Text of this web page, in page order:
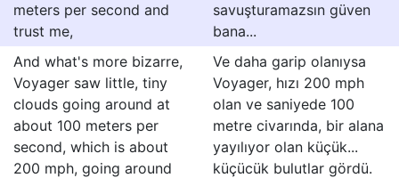
meters per second and
trust me,
savuşturamazsın güven
bana...
And what's more bizarre,
Voyager saw little, tiny
clouds going around at
about 100 meters per
second, which is about
200 mph, going around
Ve daha garip olanıysa
Voyager, hızı 200 mph
olan ve saniyede 100
metre civarında, bir alana
yayılıyor olan küçük...
küçücük bulutlar gördü.